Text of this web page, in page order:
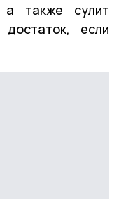
а также сулит
если